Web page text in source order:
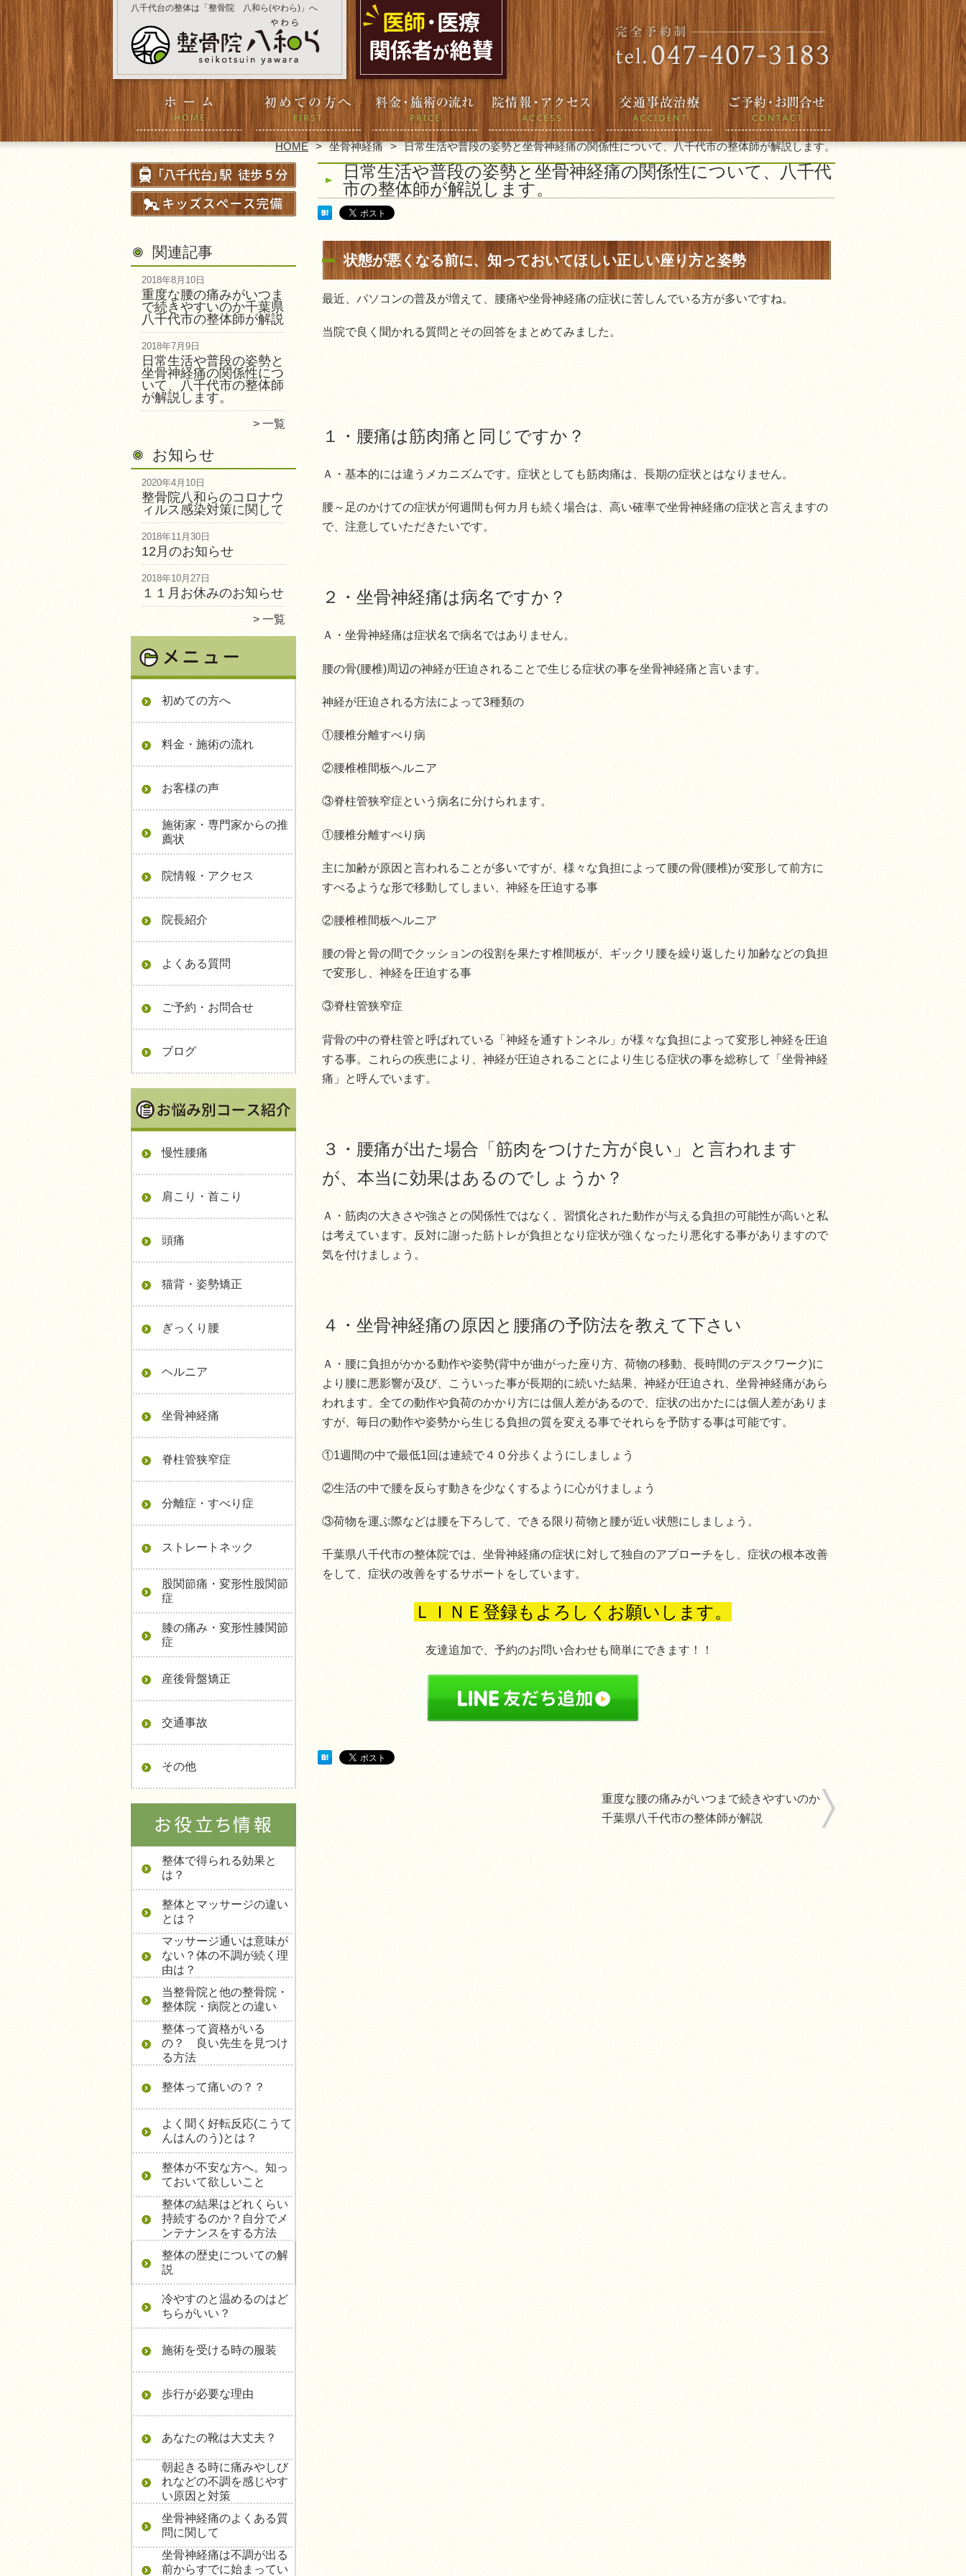
八千代台の整体は「整骨院 八和ら(やわら)」へ
HOME 坐骨神経痛 日常生活や普段の姿勢と坐骨神経痛の関係性について、八千代市の整体師が解説します。
関連記事
2018年8月10日
重度な腰の痛みがいつま
で続きやすいのか千葉県
八千代市の整体師が解説
2018年7月9日
日常生活や普段の姿勢と
坐骨神経痛の関係性につ
いて、八千代市の整体師
が解説します。
一覧
お知らせ
2020年4月10日
整骨院八和らのコロナウ
ィルス感染対策に関して
2018年11月30日
12月のお知らせ
2018年10月27日
１１月お休みのお知らせ
一覧
初めての方へ
料金・施術の流れ
お客様の声
施術家・専門家からの推
薦状
院情報・アクセス
院長紹介
よくある質問
ご予約・お問合せ
ブログ
慢性腰痛
肩こり・首こり
頭痛
猫背・姿勢矯正
ぎっくり腰
ヘルニア
坐骨神経痛
脊柱管狭窄症
分離症・すべり症
ストレートネック
股関節痛・変形性股関節
症
膝の痛み・変形性膝関節
症
産後骨盤矯正
交通事故
その他
整体で得られる効果と
は？
整体とマッサージの違い
とは？
マッサージ通いは意味が
ない？体の不調が続く理
由は？
当整骨院と他の整骨院・
整体院・病院との違い
整体って資格がいる
の？ 良い先生を見つけ
る方法
整体って痛いの？？
よく聞く好転反応(こうて
んはんのう)とは？
整体が不安な方へ。知っ
ておいて欲しいこと
整体の結果はどれくらい
持続するのか？自分でメ
ンテナンスをする方法
整体の歴史についての解
説
冷やすのと温めるのはど
ちらがいい？
施術を受ける時の服装
歩行が必要な理由
あなたの靴は大丈夫？
朝起きる時に痛みやしび
れなどの不調を感じやす
い原因と対策
坐骨神経痛のよくある質
問に関して
坐骨神経痛は不調が出る
前からすでに始まってい
日常生活や普段の姿勢と坐骨神経痛の関係性について、八千代
市の整体師が解説します。
状態が悪くなる前に、知っておいてほしい正しい座り方と姿勢
最近、パソコンの普及が増えて、腰痛や坐骨神経痛の症状に苦しんでいる方が多いですね。
当院で良く聞かれる質問とその回答をまとめてみました。
１・腰痛は筋肉痛と同じですか？
Ａ・基本的には違うメカニズムです。症状としても筋肉痛は、長期の症状とはなりません。
腰～足のかけての症状が何週間も何カ月も続く場合は、高い確率で坐骨神経痛の症状と言えますの
で、注意していただきたいです。
２・坐骨神経痛は病名ですか？
Ａ・坐骨神経痛は症状名で病名ではありません。
腰の骨(腰椎)周辺の神経が圧迫されることで生じる症状の事を坐骨神経痛と言います。
神経が圧迫される方法によって3種類の
①腰椎分離すべり病
②腰椎椎間板ヘルニア
③脊柱管狭窄症という病名に分けられます。
①腰椎分離すべり病
主に加齢が原因と言われることが多いですが、様々な負担によって腰の骨(腰椎)が変形して前方に
すべるような形で移動してしまい、神経を圧迫する事
②腰椎椎間板ヘルニア
腰の骨と骨の間でクッションの役割を果たす椎間板が、ギックリ腰を繰り返したり加齢などの負担
で変形し、神経を圧迫する事
③脊柱管狭窄症
背骨の中の脊柱管と呼ばれている「神経を通すトンネル」が様々な負担によって変形し神経を圧迫
する事。これらの疾患により、神経が圧迫されることにより生じる症状の事を総称して「坐骨神経
痛」と呼んでいます。
３・腰痛が出た場合「筋肉をつけた方が良い」と言われます
が、本当に効果はあるのでしょうか？
Ａ・筋肉の大きさや強さとの関係性ではなく、習慣化された動作が与える負担の可能性が高いと私
は考えています。反対に謝った筋トレが負担となり症状が強くなったり悪化する事がありますので
気を付けましょう。
４・坐骨神経痛の原因と腰痛の予防法を教えて下さい
Ａ・腰に負担がかかる動作や姿勢(背中が曲がった座り方、荷物の移動、長時間のデスクワーク)に
より腰に悪影響が及び、こういった事が長期的に続いた結果、神経が圧迫され、坐骨神経痛があら
われます。全ての動作や負荷のかかり方には個人差があるので、症状の出かたには個人差がありま
すが、毎日の動作や姿勢から生じる負担の質を変える事でそれらを予防する事は可能です。
①1週間の中で最低1回は連続で４０分歩くようにしましょう
②生活の中で腰を反らす動きを少なくするように心がけましょう
③荷物を運ぶ際などは腰を下ろして、できる限り荷物と腰が近い状態にしましょう。
千葉県八千代市の整体院では、坐骨神経痛の症状に対して独自のアプローチをし、症状の根本改善
をして、症状の改善をするサポートをしています。
ＬＩＮＥ登録もよろしくお願いします。
友達追加で、予約のお問い合わせも簡単にできます！！
重度な腰の痛みがいつまで続きやすいのか
千葉県八千代市の整体師が解説